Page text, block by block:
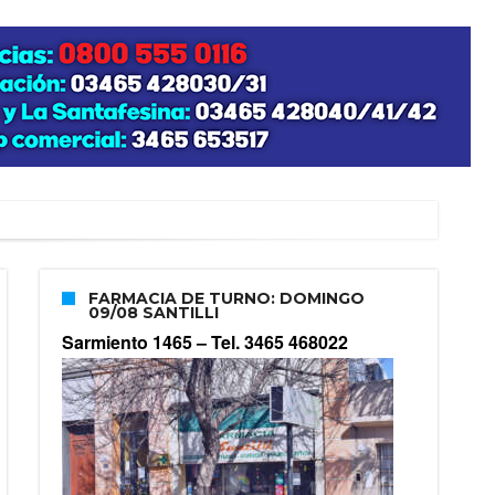
posible su nacimiento
FARMACIA DE TURNO: DOMINGO
09/08 SANTILLI
Sarmiento 1465 –Tel. 3465 468022